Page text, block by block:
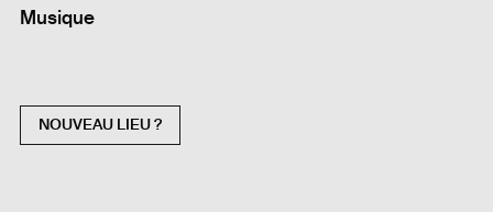
Musique
NOUVEAU LIEU ?